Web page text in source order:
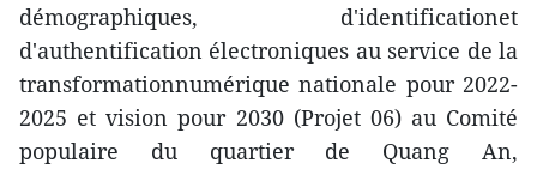
démographiques, d'identificationet
d'authentification électroniques au service de la
transformationnumérique nationale pour 2022-
2025 et vision pour 2030 (Projet 06) au Comité
populaire du quartier de Quang An,